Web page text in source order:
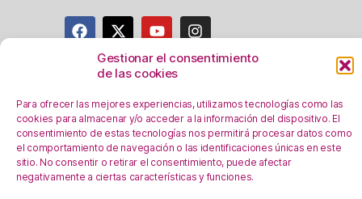
Gestionar el consentimiento
de las cookies
Para ofrecer las mejores experiencias, utilizamos tecnologías como las
cookies para almacenar y/o acceder a la información del dispositivo. El
consentimiento de estas tecnologías nos permitirá procesar datos como
el comportamiento de navegación o las identificaciones únicas en este
sitio. No consentir o retirar el consentimiento, puede afectar
negativamente a ciertas características y funciones.
Política de privacidad
Registro Actividades como responsables del
tratamiento
Política de Cookies